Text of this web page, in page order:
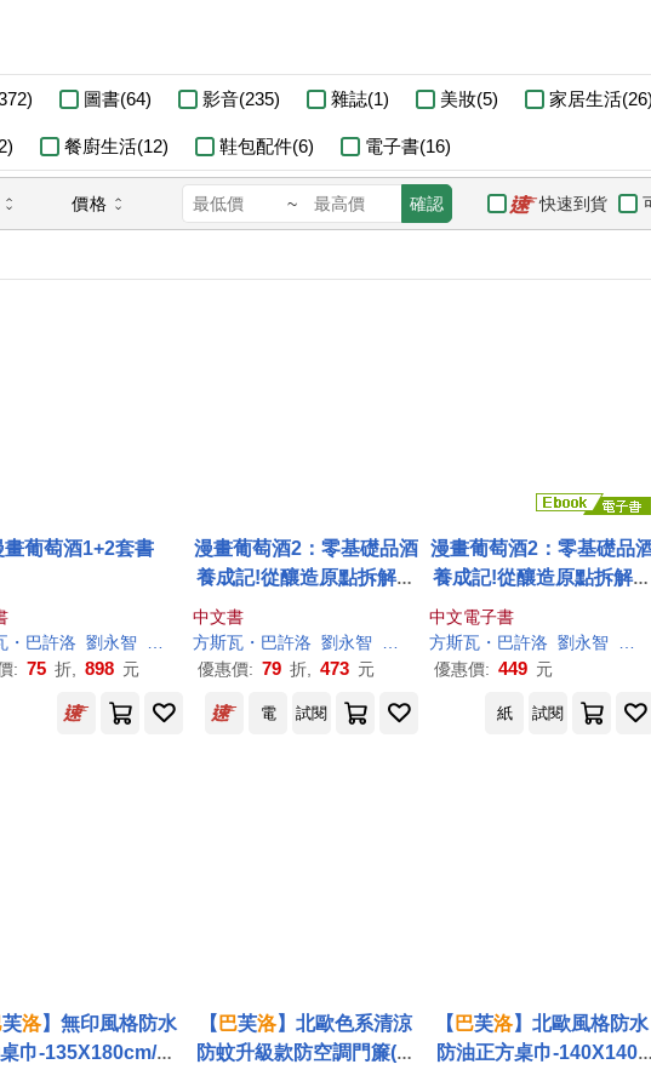
圖書(64) 影音(235) 雜誌(1) 美妝(5) 家居生活(26)
餐廚生活(12) 鞋包配件(6) 電子書(16)
價格 ~ 確認 快速到貨
畫葡萄酒1+2套書
・ 巴許洛 劉永智
文森・布瓊
: 75 折, 898 元
漫畫葡萄酒2：零基礎品酒
養成記!從釀造原點拆解品
飲技術，史上最強的餐酒
搭配祕笈
中文書
方斯瓦 ・ 巴許洛 劉永智
文森・布瓊
優惠價: 79 折, 473 元
漫畫葡萄酒2：零基礎品
養成記!從釀造原點拆解品
飲技術，史上最強的餐酒
搭配祕笈 (電子書)
中文電子書
方斯瓦 ・ 巴許洛 劉永智
文
優惠價: 449 元
電 試閱 紙 試閱
芙洛】無印風格防水
巾-135X180cm/13
【 巴芙洛】北歐色系清涼
防蚊升級款防空調門簾(免
【 巴芙洛】北歐風格防水
防油正方桌巾-140X140c